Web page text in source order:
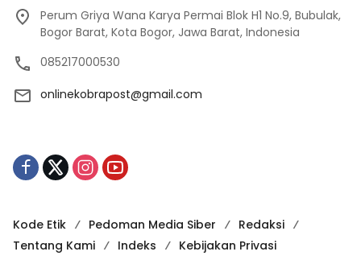
Perum Griya Wana Karya Permai Blok H1 No.9, Bubulak,
Bogor Barat, Kota Bogor, Jawa Barat, Indonesia
085217000530
onlinekobrapost@gmail.com
Kode Etik Pedoman Media Siber
Redaksi
Tentang Kami
Indeks Kebijakan Privasi